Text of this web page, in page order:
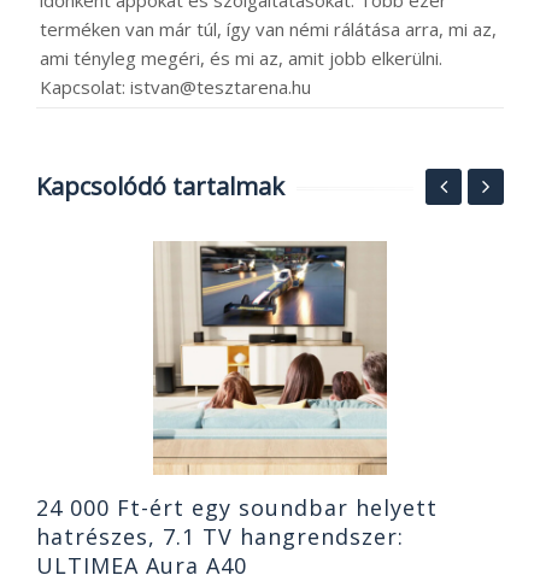
terméken van már túl, így van némi rálátása arra, mi az,
ami tényleg megéri, és mi az, amit jobb elkerülni.
Kapcsolat: istvan@tesztarena.hu
Kapcsolódó tartalmak
24 000 Ft-ért egy soundbar helyett
hatrészes, 7.1 TV hangrendszer:
ULTIMEA Aura A40